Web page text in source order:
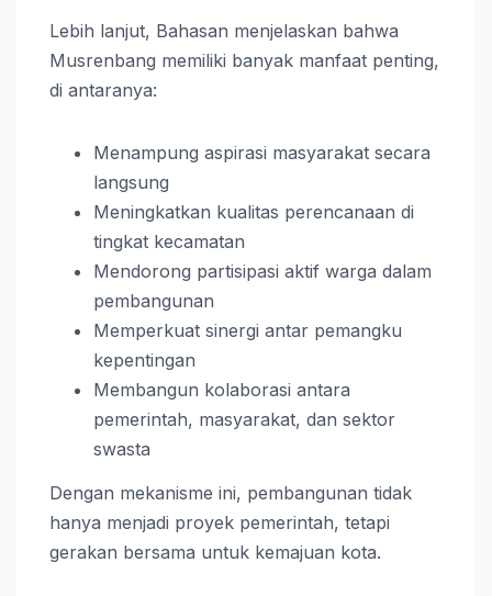
Lebih lanjut, Bahasan menjelaskan bahwa
Musrenbang memiliki banyak manfaat penting,
di antaranya:
Menampung aspirasi masyarakat secara
langsung
Meningkatkan kualitas perencanaan di
tingkat kecamatan
Mendorong partisipasi aktif warga dalam
pembangunan
Memperkuat sinergi antar pemangku
kepentingan
Membangun kolaborasi antara
pemerintah, masyarakat, dan sektor
swasta
Dengan mekanisme ini, pembangunan tidak
hanya menjadi proyek pemerintah, tetapi
gerakan bersama untuk kemajuan kota.